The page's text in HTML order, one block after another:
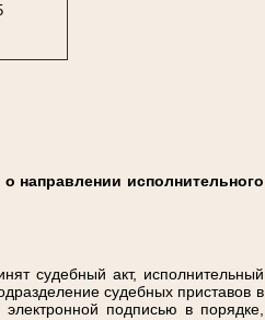
направлении исполнительного
судебный акт, исполнительный
судебных приставов в
электронной подписью в порядке,